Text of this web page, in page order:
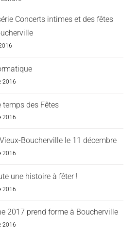
Concerts intimes et des fêtes
2016
temps des Fêtes
2016
Boucherville le 11 décembre
2016
une histoire à fêter !
2016
2017 prend forme à Boucherville
2016